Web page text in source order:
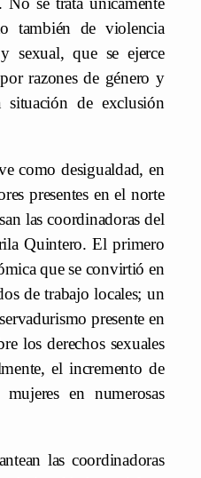
también de violencia
sexual, que se ejerce
razones de género y
de exclusión
como desigualdad, en
presentes en el norte
las coordinadoras del
Quintero. El primero
que se convirtió en
de trabajo locales; un
presente en
los derechos sexuales
el incremento de
en numerosas
las coordinadoras